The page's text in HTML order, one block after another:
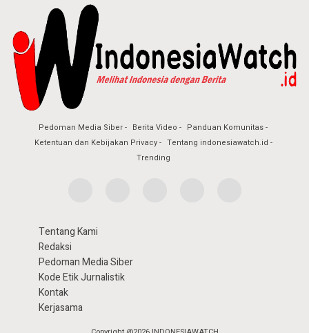
Pedoman Media Siber Berita Video
Panduan Komunitas
Ketentuan dan Kebijakan Privacy
Tentang indonesiawatch.id
Trending
Tentang Kami
Redaksi
Pedoman Media Siber
Kode Etik Jurnalistik
Kontak
Kerjasama